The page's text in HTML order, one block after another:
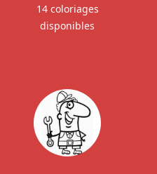
14 coloriages
disponibles